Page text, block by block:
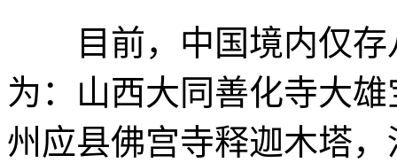
目前，中国境内仅存
为：山西大同善化寺大
州应县佛宫寺释迦木塔